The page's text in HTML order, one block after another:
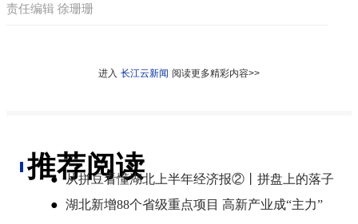
责任编辑 徐珊珊
进入 长江云新闻 阅读更多精彩内容>>
推荐阅读
● 从拼豆看懂湖北上半年经济报②丨拼盘上的落子
● 湖北新增88个省级重点项目 高新产业成“主力”